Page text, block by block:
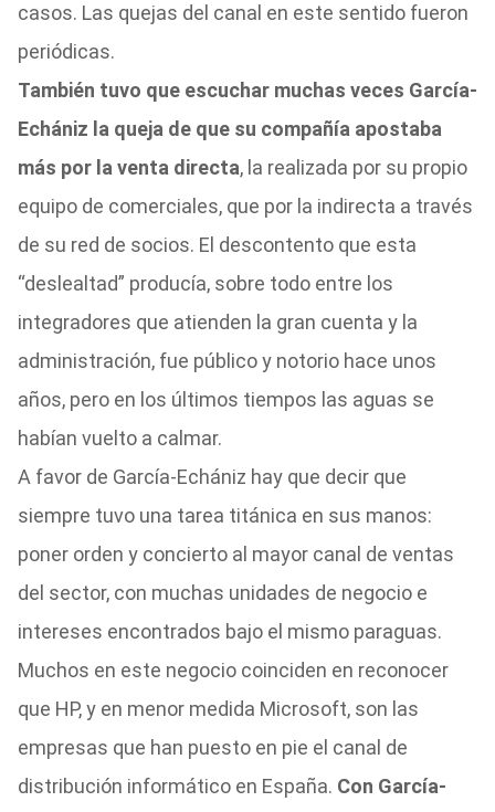
casos. Las quejas del canal en este sentido fueron
periódicas.
También tuvo que escuchar muchas veces García-
Echániz la queja de que su compañía apostaba
más por la venta directa, la realizada por su propio
equipo de comerciales, que por la indirecta a través
de su red de socios. El descontento que esta
“deslealtad” producía, sobre todo entre los
integradores que atienden la gran cuenta y la
administración, fue público y notorio hace unos
años, pero en los últimos tiempos las aguas se
habían vuelto a calmar.
A favor de García-Echániz hay que decir que
siempre tuvo una tarea titánica en sus manos:
poner orden y concierto al mayor canal de ventas
del sector, con muchas unidades de negocio e
intereses encontrados bajo el mismo paraguas.
Muchos en este negocio coinciden en reconocer
que HP, y en menor medida Microsoft, son las
empresas que han puesto en pie el canal de
distribución informático en España. Con García-